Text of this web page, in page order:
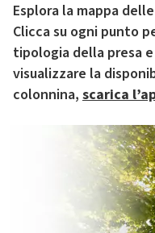
Esplora la mappa
Clicca su ogni punto
tipologia della presa e
visualizzare la
colonnina, scarica